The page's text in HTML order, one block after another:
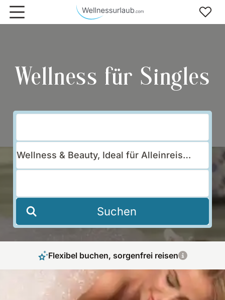
Zum Hauptinhalt springen
Wellness für Singles
Suchen
Flexibel buchen, sorgenfrei reisen